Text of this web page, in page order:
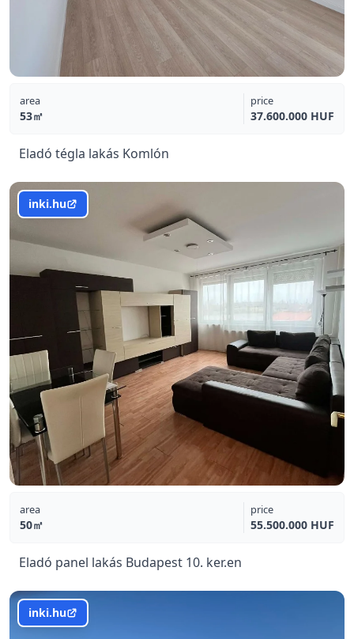
area
53㎡
price
37.600.000 HUF
Eladó tégla lakás Komlón
inki.hu
area
50㎡
price
55.500.000 HUF
Eladó panel lakás Budapest 10. ker.en
inki.hu